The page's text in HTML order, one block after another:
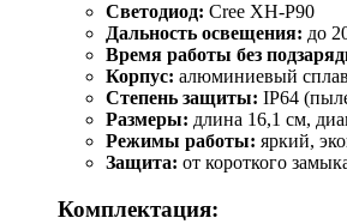
Светодиод: Cree XH-P90
Дальность освещения: до
Время работы без
Корпус: алюминиевый сплав
Степень защиты: IP64
Размеры: длина 16,1 см,
Режимы работы: яркий,
Защита: от короткого
Комплектация: